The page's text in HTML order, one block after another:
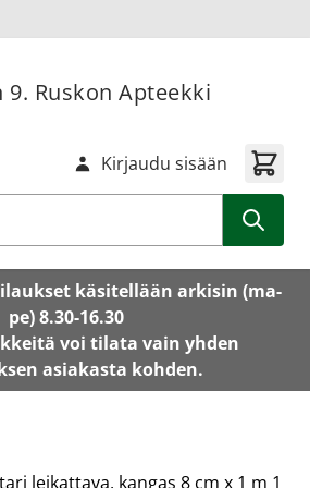
9. Ruskon Apteekki
Kirjaudu sisään
käsitellään arkisin (ma-
pe) 8.30-16.30
voi tilata vain yhden
asiakasta kohden.
leikattava, kangas 8 cm x 1 m 1